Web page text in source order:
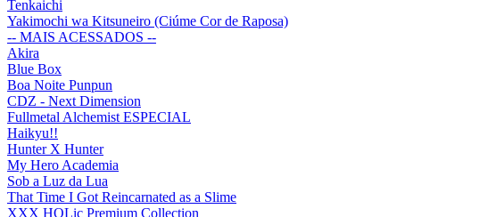
Tenkaichi
Yakimochi wa Kitsuneiro (Ciúme Cor de Raposa)
-- MAIS ACESSADOS --
Akira
Blue Box
Boa Noite Punpun
CDZ - Next Dimension
Fullmetal Alchemist ESPECIAL
Haikyu!!
Hunter X Hunter
My Hero Academia
Sob a Luz da Lua
That Time I Got Reincarnated as a Slime
XXX HOLic Premium Collection